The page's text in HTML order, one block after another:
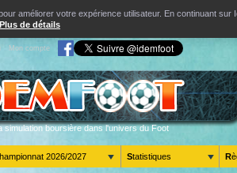
améliorer votre expérience utilisateur. En continuant
Plus de détails
Mon compte
simulation boursière dans l'univers du Foot
Championnat 2026/2027 Statistiques